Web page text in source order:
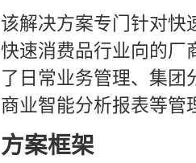
该解决方案专门针对快
快速消费品行业向的厂
了日常业务管理、集团
商业智能分析报表等管
方案框架